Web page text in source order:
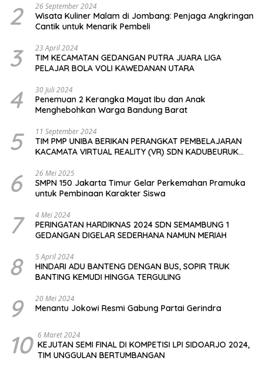
2 26 September 2024
Wisata Kuliner Malam di Jombang: Penjaga Angkringan
Cantik untuk Menarik Pembeli
3 23 April 2024
TIM KECAMATAN GEDANGAN PUTRA JUARA LIGA
PELAJAR BOLA VOLI KAWEDANAN UTARA
4 30 Juli 2024
Penemuan 2 Kerangka Mayat Ibu dan Anak
Menghebohkan Warga Bandung Barat
5 11 September 2024
TIM PMP UNIBA BERIKAN PERANGKAT PEMBELAJARAN
KACAMATA VIRTUAL REALITY (VR) SDN KADUBEURUK
6 26 Mei 2025
SMPN 150 Jakarta Timur Gelar Perkemahan Pramuka
untuk Pembinaan Karakter Siswa
7 4 Mei 2024
PERINGATAN HARDIKNAS 2024 SDN SEMAMBUNG 1
GEDANGAN DIGELAR SEDERHANA NAMUN MERIAH
8 5 April 2024
HINDARI ADU BANTENG DENGAN BUS, SOPIR TRUK
BANTING KEMUDI HINGGA TERGULING
9 20 Mei 2024
Menantu Jokowi Resmi Gabung Partai Gerindra
10 6 Maret 2024
KEJUTAN SEMI FINAL DI KOMPETISI LPI SIDOARJO 2024,
TIM UNGGULAN BERTUMBANGAN